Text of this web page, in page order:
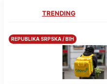
TRENDING
REPUBLIKA SRPSKA / BIH